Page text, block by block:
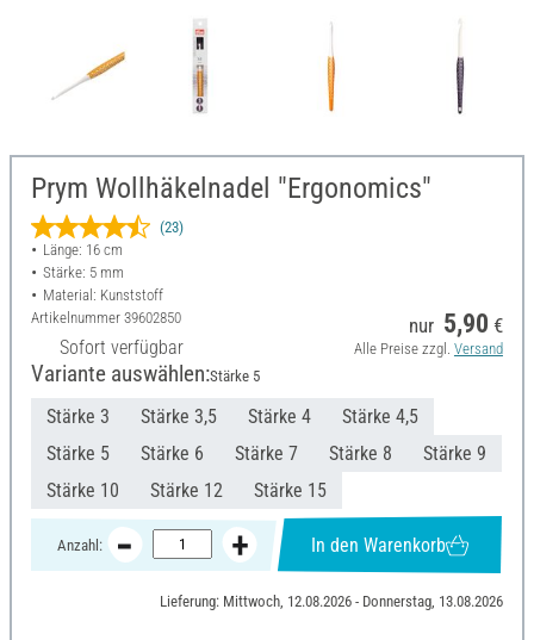
Prym Wollhäkelnadel "Ergonomics"
(23)
Länge: 16 cm
Stärke: 5 mm
Material: Kunststoff
Artikelnummer 39602850
Sofort verfügbar
nur 5,90 €
Alle Preise zzgl. Versand
Variante auswählen:Stärke 5
Stärke 3 Stärke 3,5 Stärke 4
Stärke 4,5
Stärke 5
Stärke 6 Stärke 7 Stärke 8
Stärke 9
Stärke 10
Stärke 12 Stärke 15
Anzahl: In den Warenkorb
Lieferung: Mittwoch, 12.08.2026 - Donnerstag, 13.08.2026